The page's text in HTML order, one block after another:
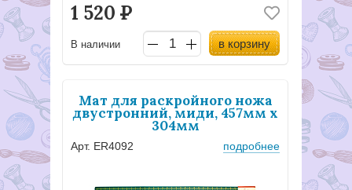
1 520 Р
В наличии в корзину
Мат для раскройного ножа
двустронний, миди, 457мм x
304мм
Арт. ER4092 подробнее